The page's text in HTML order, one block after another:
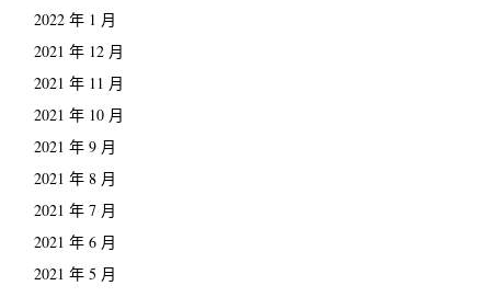
2022 年 1 月
2021 年 12 月
2021 年 11 月
2021 年 10 月
2021 年 9 月
2021 年 8 月
2021 年 7 月
2021 年 6 月
2021 年 5 月